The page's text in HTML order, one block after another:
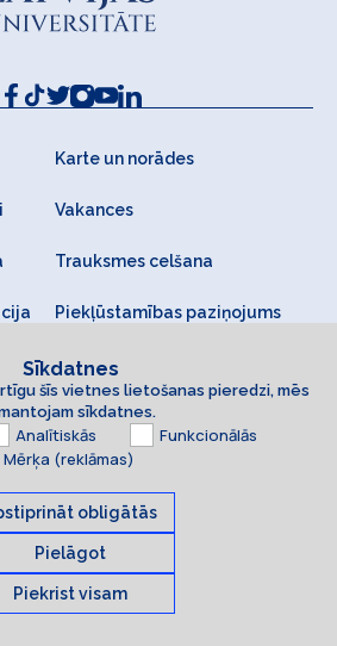
Karte un norādes
Vakances
Trauksmes celšana
Piekļūstamības paziņojums
Visas tiesības aizsargātas
Sīkdatnes
šīs vietnes lietošanas pieredzi, mēs
sīkdatnes.
Analītiskās
Funkcionālās
Mērķa (reklāmas)
obligātās
Pielāgot
Piekrist visam